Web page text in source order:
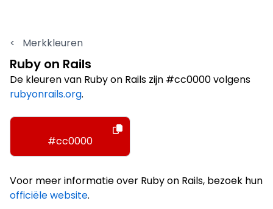
< Merkkleuren
Ruby on Rails
De kleuren van Ruby on Rails zijn #cc0000 volgens
rubyonrails.org.
#cc0000
Voor meer informatie over Ruby on Rails, bezoek hun
officiële website.